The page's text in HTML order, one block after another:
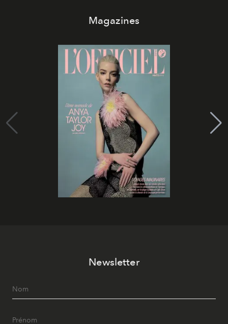
Magazines
Newsletter